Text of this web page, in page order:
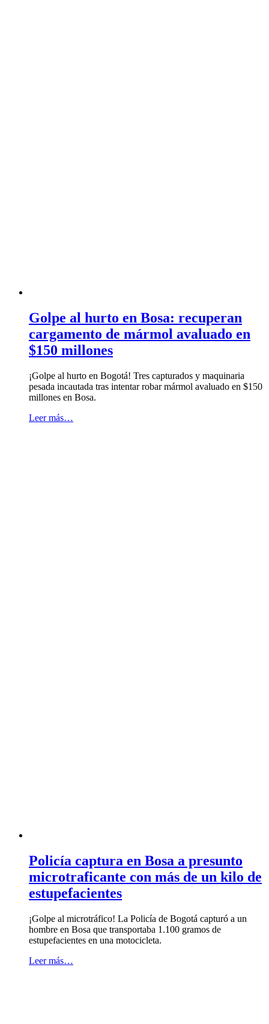
Golpe al hurto en Bosa: recuperan
cargamento de mármol avaluado en
$150 millones
¡Golpe al hurto en Bogotá! Tres capturados y maquinaria
pesada incautada tras intentar robar mármol avaluado en $150
millones en Bosa.
Leer más…
Policía captura en Bosa a presunto
microtraficante con más de un kilo de
estupefacientes
¡Golpe al microtráfico! La Policía de Bogotá capturó a un
hombre en Bosa que transportaba 1.100 gramos de
estupefacientes en una motocicleta.
Leer más…